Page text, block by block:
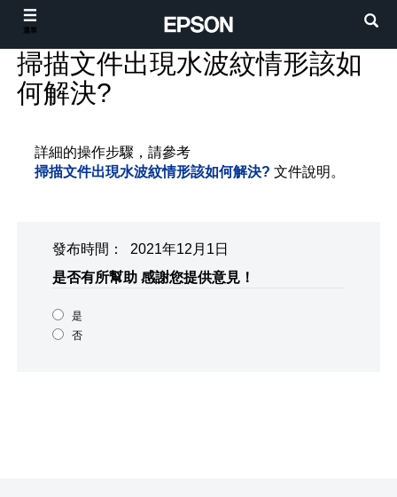
掃描文件出現水波紋情形該如
何解決?
詳細的操作步驟，請參考
掃描文件出現水波紋情形該如何解決? 文件說明。
發布時間： 2021年12月1日
是否有所幫助 感謝您提供意見！
是
否